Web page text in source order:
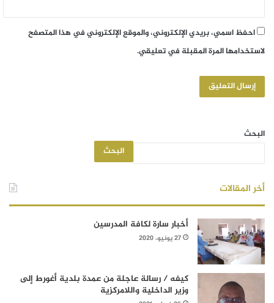
احفظ اسمي، بريدي الإلكتروني، والموقع الإلكتروني في هذا المتصفح
لاستخدامها المرة المقبلة في تعليقي.
البحث
البحث
أخر المقالات
أخبار سارة لكافة المدرسين
27 يونيو، 2020
كيفه / رسالة عاجلة من عمدة بلدية أغورط إلى
وزير الداخلية واللامركزية